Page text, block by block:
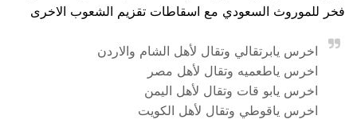
فخر للموروث السعودي مع اسقاطات تقزيم الشعوب الاخرى
اخرس يابرتقالي وتقال لأهل الشام والاردن
اخرس ياطعميه وتقال لأهل مصر
اخرس يابو قات وتقال لأهل اليمن
اخرس ياقوطي وتقال لأهل الكويت